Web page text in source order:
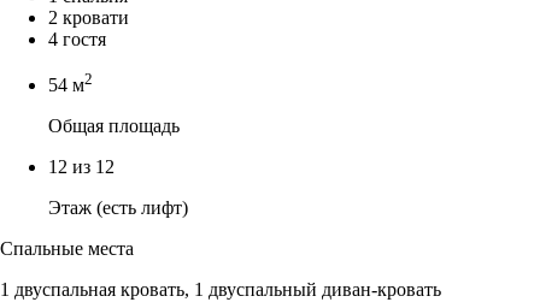
2 кровати
4 гостя
54 м2
Общая площадь
12 из 12
Этаж (есть лифт)
Спальные места
1 двуспальная кровать, 1 двуспальный диван-кровать